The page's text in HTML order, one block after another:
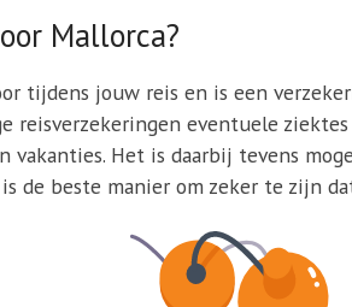
Mallorca?
tijdens jouw reis en is een
reisverzekeringen eventuele
vakanties. Het is daarbij tevens
de beste manier om zeker te zijn